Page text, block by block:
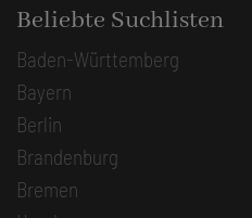
Beliebte Suchlisten
Baden-Württemberg
Bayern
Berlin
Brandenburg
Bremen